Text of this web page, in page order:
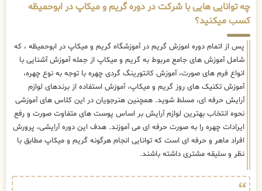
چه توانایی هایی با شرکت در دوره گریم و میکاپ در ابوحمیظه
کسب میکنید؟
پس از اتمام دوره اموزش گریم در آموزشگاه گریم و میکاپ در ابوحمیظه ، که
شامل آموزش های جامع مربوط به گریم و میکاپ از جمله آموزش آشنایی با
انواع فرم های صورت، آموزش کانتورینگ گردی چهره با توجه به نوع چهره،
آموزش تکنیک های روز گریم و میکاپ، آموزش استفاده از برندهای لوازم
آرایش حرفه ای، مسلط شوید. همچنین هنرجویان در این کلاس های آموزشی
نحوه انتخاب بهترین لوازم آرایش بر اساس پوست های متفاوت صورت و رفع
ایرادات چهره را به صورت حرفه ای می آموزند. هدف این دوره آرایشی، پرورش
افراد ماهر و حرفه ای است که توانایی انجام هرگونه گریم و میکاپ مطابق با
نظر و سلیقه مشتری داشته باشند.